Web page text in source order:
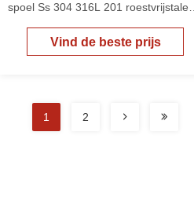
spoel Ss 304 316L 201 roestvrijstalen
band
Vind de beste prijs
1 2